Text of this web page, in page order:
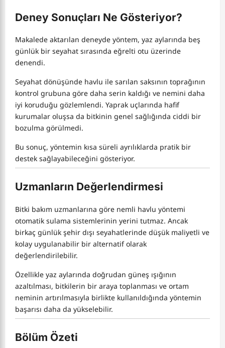
Deney Sonuçları Ne Gösteriyor?
Makalede aktarılan deneyde yöntem, yaz aylarında beş
günlük bir seyahat sırasında eğrelti otu üzerinde
denendi.
Seyahat dönüşünde havlu ile sarılan saksının toprağının
kontrol grubuna göre daha serin kaldığı ve nemini daha
iyi koruduğu gözlemlendi. Yaprak uçlarında hafif
kurumalar oluşsa da bitkinin genel sağlığında ciddi bir
bozulma görülmedi.
Bu sonuç, yöntemin kısa süreli ayrılıklarda pratik bir
destek sağlayabileceğini gösteriyor.
Uzmanların Değerlendirmesi
Bitki bakım uzmanlarına göre nemli havlu yöntemi
otomatik sulama sistemlerinin yerini tutmaz. Ancak
birkaç günlük şehir dışı seyahatlerinde düşük maliyetli ve
kolay uygulanabilir bir alternatif olarak
değerlendirilebilir.
Özellikle yaz aylarında doğrudan güneş ışığının
azaltılması, bitkilerin bir araya toplanması ve ortam
neminin artırılmasıyla birlikte kullanıldığında yöntemin
başarısı daha da yükselebilir.
Bölüm Özeti